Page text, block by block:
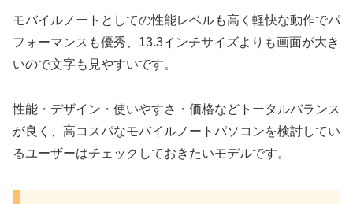
モバイルノートとしての性能レベルも高く軽快な動作でパ
フォーマンスも優秀、13.3インチサイズよりも画面が大き
いので文字も見やすいです。
性能・デザイン・使いやすさ・価格などトータルバランス
が良く、高コスパなモバイルノートパソコンを検討してい
るユーザーはチェックしておきたいモデルです。